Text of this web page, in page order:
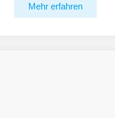
Mehr erfahren